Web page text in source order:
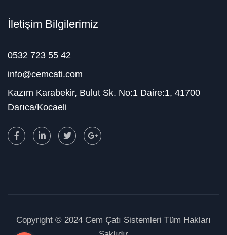
İletişim Bilgilerimiz
0532 723 55 42
info@cemcati.com
Kazım Karabekir, Bulut Sk. No:1 Daire:1, 41700
Darıca/Kocaeli
Copyright © 2024 Cem Çatı Sistemleri Tüm Hakları